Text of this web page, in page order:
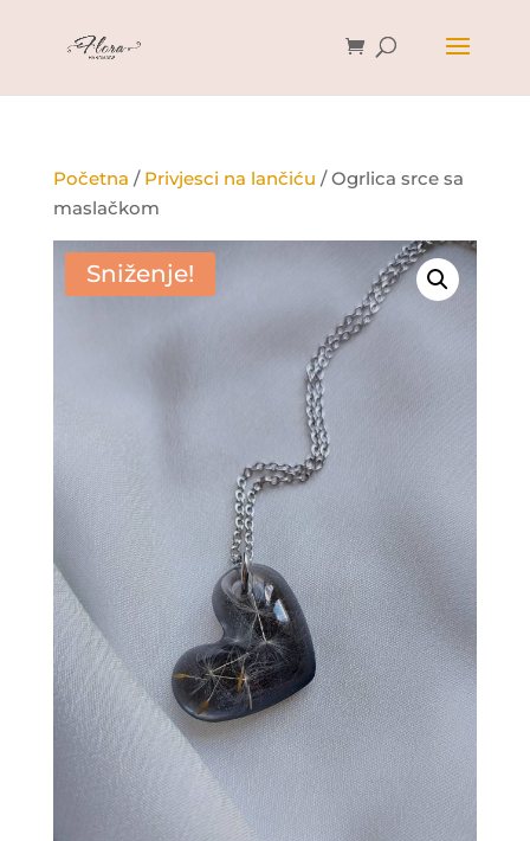
Početna / Privjesci na lančiću / Ogrlica srce sa
maslačkom
Sniženje!